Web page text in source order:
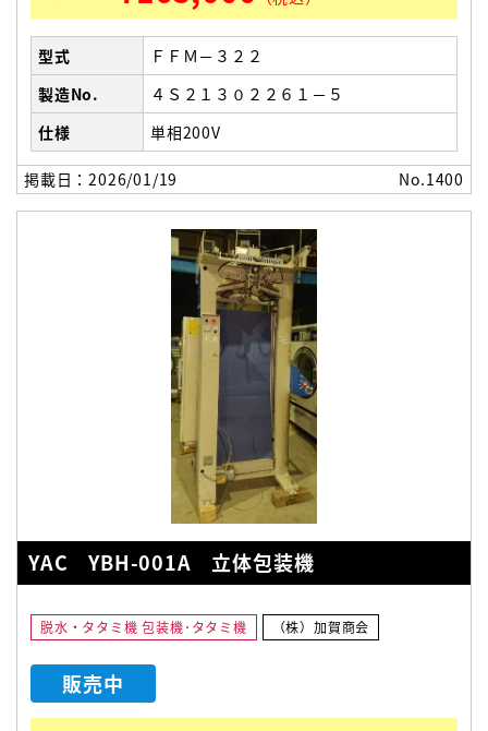
型式
ＦＦＭ－３２２
製造No.
４Ｓ２１３０２２６１－５
仕様
単相200V
掲載日：2026/01/19 No.1400
YAC YBH-001A 立体包装機
脱水・タタミ機 包装機･タタミ機 （株）加賀商会
販売中